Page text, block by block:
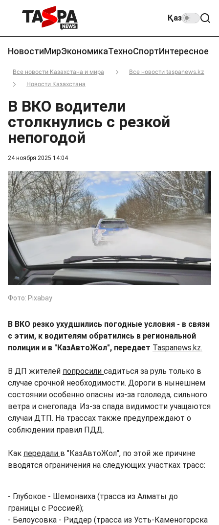
Қаз
НовостиМирЭкономикаТехноСпортИнтересное
Все новости Казахстана и мира
Все новости taspanews.kz
Новости Казахстана
24 ноября 2025 14:04
В ВКО водители
столкнулись с резкой
непогодой
Фото: Pixabay
В ВКО резко ухудшились погодные условия - в связи
с этим, к водителям обратились в региональной
полиции и в "КазАвтоЖол", передает Taspanews.kz.
В ДП жителей попросили садиться за руль только в
случае срочной необходимости. Дороги в нынешнем
состоянии особенно опасны из-за гололеда, сильного
ветра и снегопада. Из-за спада видимости учащаются
случаи ДТП. На трассах также предупреждают о
соблюдении правил ПДД.
Как передали в "КазАвтоЖол", по этой же причине
вводятся ограничения на следующих участках трасс:
- Глубокое - Шемонаиха (трасса из Алматы до
границы с Россией);
- Белоусовка - Риддер (трасса из Усть-Каменогорска